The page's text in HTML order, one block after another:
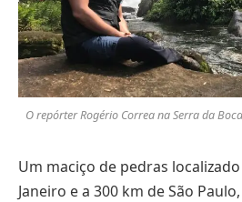
O repórter Rogério Correa na Serra da
Um maciço de pedras
Janeiro e a 300 km de São